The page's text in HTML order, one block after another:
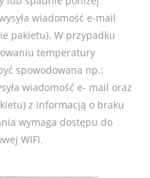
wiadomość e-mail
pakietu). W przypadku
temperatury
spowodowana np.:
wiadomość e- mail oraz
z informacją o braku
wymaga dostępu do
WIFI.